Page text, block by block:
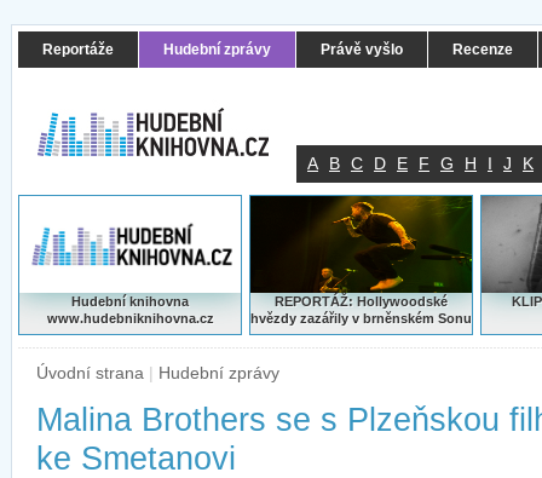
Reportáže Hudební zprávy Právě vyšlo Recenze
A B C D E F G H I J K
Hudební knihovna
www.hudebniknihovna.cz
REPORTÁŽ: Hollywoodské
hvězdy zazářily v brněnském Sonu
Úvodní strana | Hudební zprávy
Malina Brothers se s Plzeňskou
ke Smetanovi